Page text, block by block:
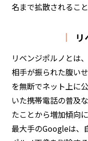
名まで拡散されること
リ
リベンジポルノとは
相手が振られた腹い
を無断でネット上に
いた携帯電話の普及
たことから増加傾向
最大手のGoogleは、